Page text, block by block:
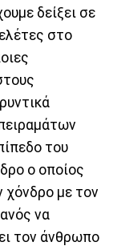
δείξει σε
στο
του
ο οποίος
χόνδρο με τον
να
τον άνθρωπο